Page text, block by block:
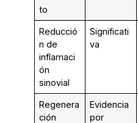
to
Reducció
n de
inflamaci
ón
sinovial
Significati
va
Regenera
ción
Evidencia
por